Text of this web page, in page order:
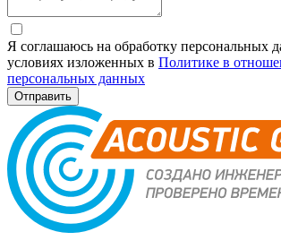
Я соглашаюсь на обработку персональных
условиях изложенных в Политике в
персональных данных